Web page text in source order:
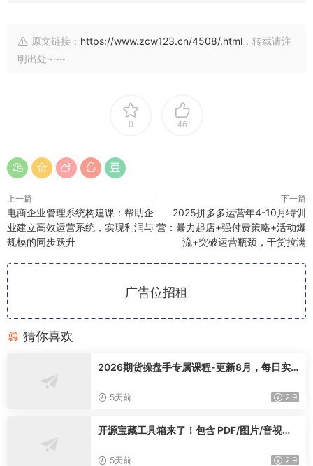
原文链接： https://www.zcw123.cn/4508/.html ，转载请注
明出处~~~
0 46
上一篇
电商企业管理系统构建课：帮助企
业建立高效运营系统，实现利润与
规模的同步跃升
下一篇
2025拼多多运营年4-10月特训
营：暴力起店+强付费策略+活动爆
流+突破运营瓶颈，干货拉满
广告位招租
猜你喜欢
2026期货操盘手专属课程-更新8月，每日实
5天前 2.9
开源宝藏工具箱来了！包含 PDF/图片/音视频/
knit-desktop
5天前 2.9